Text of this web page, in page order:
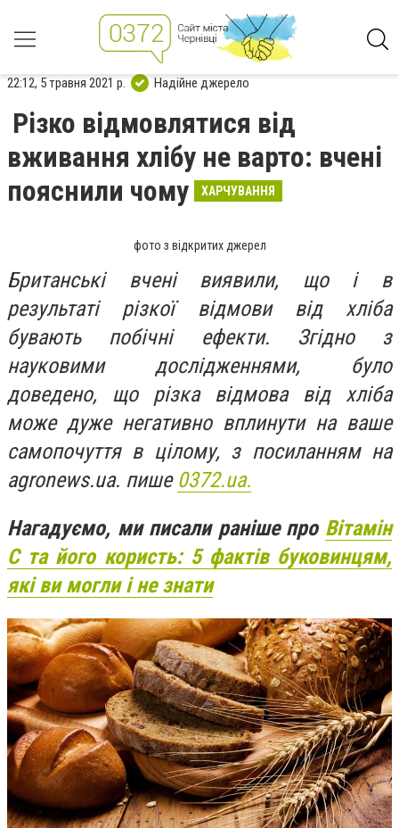
22:12, 5 травня 2021 р. Надійне джерело
Різко відмовлятися від
вживання хлібу не варто: вчені
пояснили чому
ХАРЧУВАННЯ
фото з відкритих джерел
Британські вчені виявили, що і в
результаті різкої відмови від хліба
бувають побічні ефекти. Згідно з
науковими дослідженнями, було
доведено, що різка відмова від хліба
може дуже негативно вплинути на ваше
самопочуття в цілому, з посиланням на
agronews.ua. пише 0372.ua.
Нагадуємо, ми писали раніше про Вітамін
С та його користь: 5 фактів буковинцям,
які ви могли і не знати